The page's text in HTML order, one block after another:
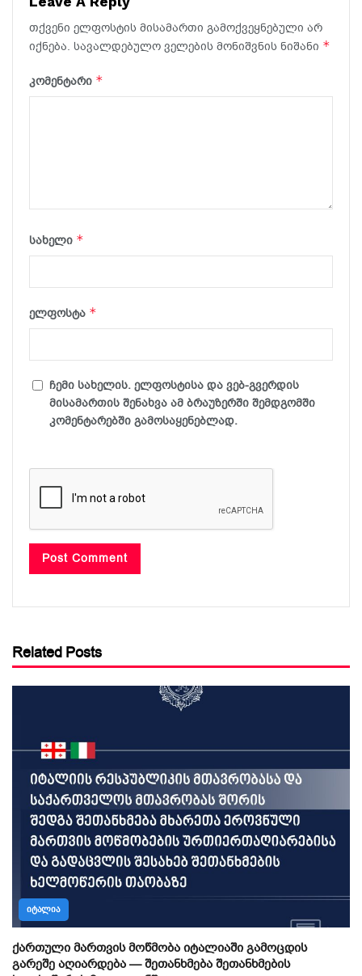
თქვენი ელფოსტის მისამართი გამოქვეყნებული არ
იქნება. სავალდებულო ველების მონიშვნის ნიშანი *
კომენტარი *
სახელი *
ელფოსტა *
ჩემი სახელის. ელფოსტისა და ვებ-გვერდის
მისამართის შენახვა ამ ბრაუზერში შემდგომში
კომენტარებში გამოსაყენებლად.
Related Posts
ᲘᲢᲐᲚᲘᲐ
ქართული მართვის მოწმობა იტალიაში გამოცდის
გარეშე აღიარდება — შეთანხმება შეთანხმების